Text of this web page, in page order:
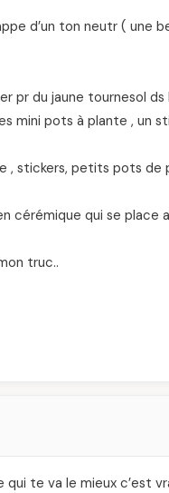
d’un ton neutr ( une
pr du jaune tournesol
mini pots à plante , un
, stickers, petits pots de
cérémique qui se place
truc..
te va le mieux c’est